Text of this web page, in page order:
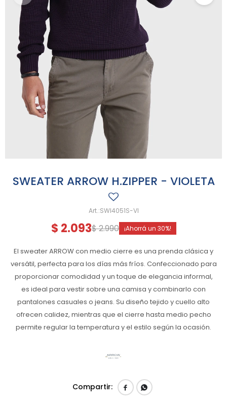
SWEATER ARROW H.ZIPPER - VIOLETA
SWI4051S-VI
$ 2.093$2.990 30
El sweater ARROW con medio cierre es una prenda clásica y
versátil, perfecta para los días más fríos. Confeccionado para
proporcionar comodidad y un toque de elegancia informal,
es ideal para vestir sobre una camisa y combinarlo con
pantalones casuales o jeans. Su diseño tejido y cuello alto
ofrecen calidez, mientras que el cierre hasta medio pecho
permite regular la temperatura y el estilo según la ocasión.
 